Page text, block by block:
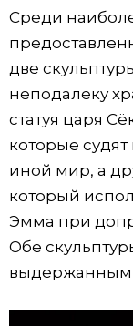
Среди
две
неподалеку
статуя царя
которые
иной мир, а
который
Эмма при
Обе
выдержанным